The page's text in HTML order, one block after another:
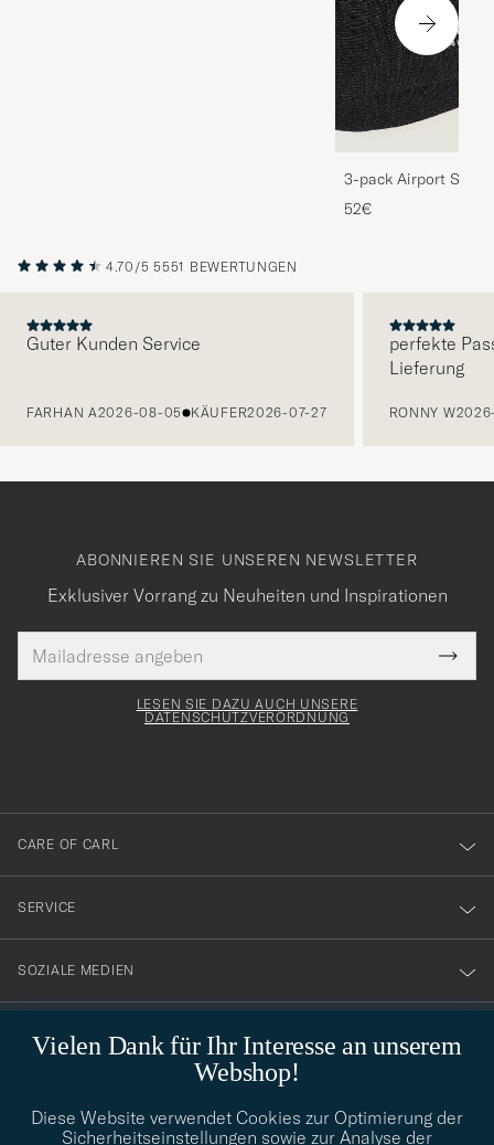
3-pack Airport
Melange
52€
4.70/5 5551 BEWERTUNGEN
Guter Kunden Service
FARHAN A2026-08-05 KÄUFER2026-07-27
perfekte
Lieferung
RONNY W
Vielen Dank für Ihr Interesse an unserem
Webshop!
Diese Website verwendet Cookies zur Optimierung der
Sicherheitseinstellungen sowie zur Analyse der
ABONNIEREN SIE UNSEREN NEWSLETTER
Exklusiver Vorrang zu Neuheiten und Inspirationen
Mail
Adresse
Tack
för
dig
till
vårt
nyhetsbrev!
LESEN SIE DAZU AUCH UNSERE
DATENSCHUTZVERORDNUNG
CARE OF CARL
SERVICE
SOZIALE MEDIEN
GESCHÄFTSINFORMATIONEN
STILBERATUNG